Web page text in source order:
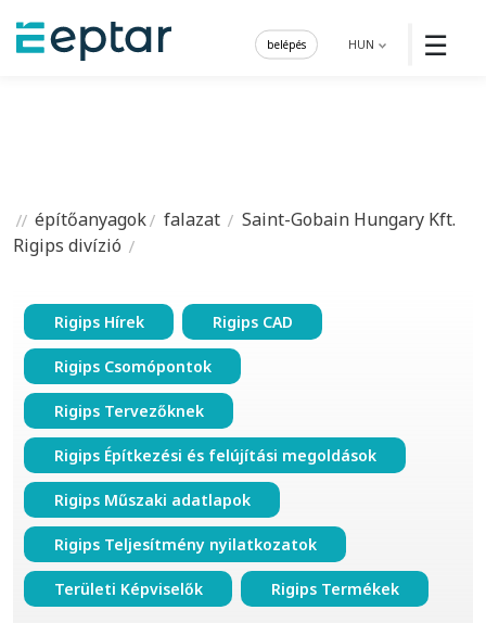
☰
HUN
belépés
építőanyagok falazat
Saint-Gobain Hungary Kft.
Rigips divízió
Rigips Hírek Rigips CAD
Rigips Csomópontok
Rigips Tervezőknek
Rigips Építkezési és felújítási megoldások
Rigips Műszaki adatlapok
Rigips Teljesítmény nyilatkozatok
Területi Képviselők Rigips Termékek